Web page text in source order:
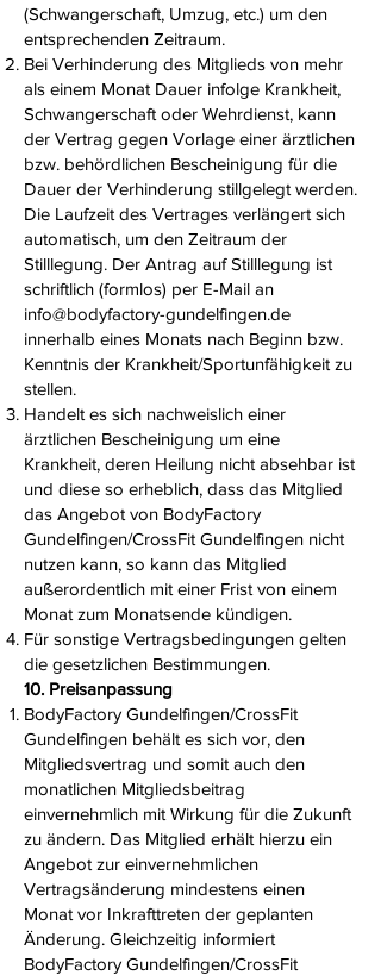
(Schwangerschaft, Umzug, etc.) um den
entsprechenden Zeitraum.
Bei Verhinderung des Mitglieds von mehr
als einem Monat Dauer infolge Krankheit,
Schwangerschaft oder Wehrdienst, kann
der Vertrag gegen Vorlage einer ärztlichen
bzw. behördlichen Bescheinigung für die
Dauer der Verhinderung stillgelegt werden.
Die Laufzeit des Vertrages verlängert sich
automatisch, um den Zeitraum der
Stilllegung. Der Antrag auf Stilllegung ist
schriftlich (formlos) per E-Mail an
info@bodyfactory-gundelfingen.de
innerhalb eines Monats nach Beginn bzw.
Kenntnis der Krankheit/Sportunfähigkeit zu
stellen.
Handelt es sich nachweislich einer
ärztlichen Bescheinigung um eine
Krankheit, deren Heilung nicht absehbar ist
und diese so erheblich, dass das Mitglied
das Angebot von BodyFactory
Gundelfingen/CrossFit Gundelfingen nicht
nutzen kann, so kann das Mitglied
außerordentlich mit einer Frist von einem
Monat zum Monatsende kündigen.
Für sonstige Vertragsbedingungen gelten
die gesetzlichen Bestimmungen.
10. Preisanpassung
BodyFactory Gundelfingen/CrossFit
Gundelfingen behält es sich vor, den
Mitgliedsvertrag und somit auch den
monatlichen Mitgliedsbeitrag
einvernehmlich mit Wirkung für die Zukunft
zu ändern. Das Mitglied erhält hierzu ein
Angebot zur einvernehmlichen
Vertragsänderung mindestens einen
Monat vor Inkrafttreten der geplanten
Änderung. Gleichzeitig informiert
BodyFactory Gundelfingen/CrossFit